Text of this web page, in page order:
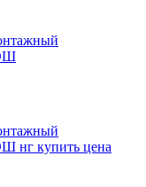
нг купить цена